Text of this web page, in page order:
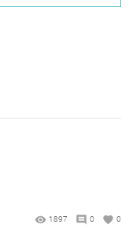
1897 0 0